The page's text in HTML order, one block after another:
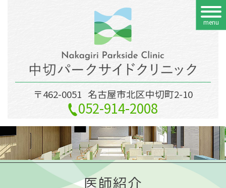
〒462-0051 名古屋市北区中切町2-10
052-914-2008
menu
医師紹介